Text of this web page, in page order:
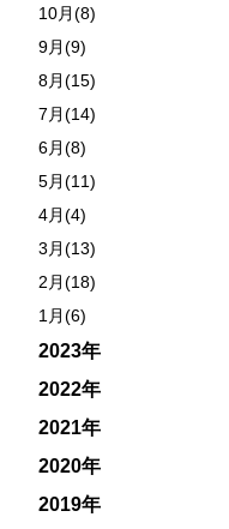
10月(8)
9月(9)
8月(15)
7月(14)
6月(8)
5月(11)
4月(4)
3月(13)
2月(18)
1月(6)
2023年
2022年
2021年
2020年
2019年